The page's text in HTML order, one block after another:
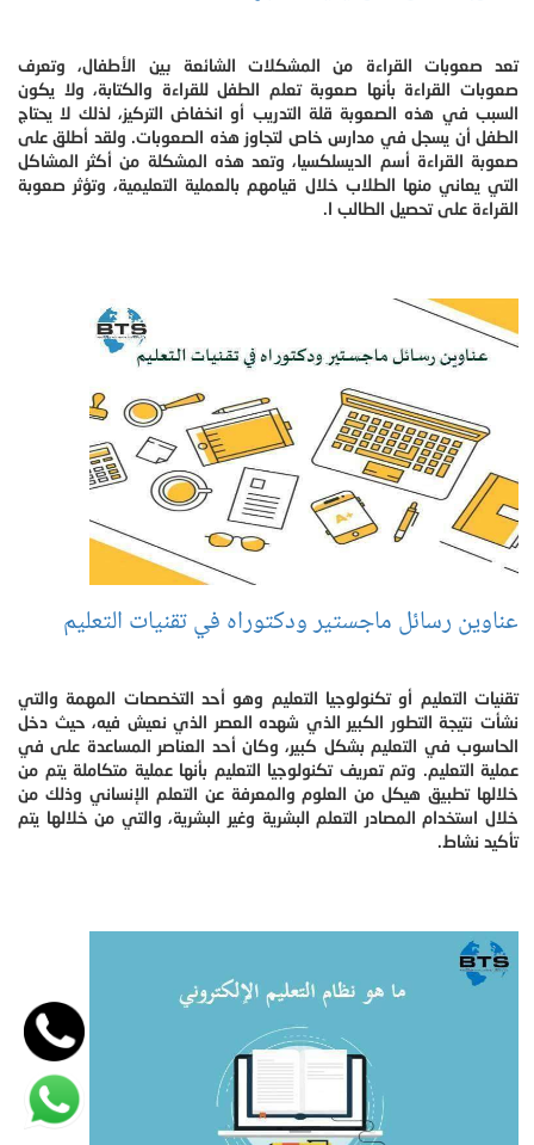
تعد صعوبات القراءة من المشكلات الشائعة بين الأطفال، وتعرف
صعوبات القراءة بأنها صعوبة تعلم الطفل للقراءة والكتابة، ولا يكون
السبب في هذه الصعوبة قلة التدريب أو انخفاض التركيز، لذلك لا يحتاج
الطفل أن يسجل في مدارس خاص لتجاوز هذه الصعوبات. ولقد أطلق على
صعوبة القراءة أسم الديسلكسيا، وتعد هذه المشكلة من أكثر المشاكل
التي يعاني منها الطلاب خلال قيامهم بالعملية التعليمية، وتؤثر صعوبة
القراءة على تحصيل الطالب ا.
عناوين رسائل ماجستير ودكتوراه في تقنيات التعليم
تقنيات التعليم أو تكنولوجيا التعليم وهو أحد التخصصات المهمة والتي
نشأت نتيجة التطور الكبير الذي شهده العصر الذي نعيش فيه، حيث دخل
الحاسوب في التعليم بشكل كبير، وكان أحد العناصر المساعدة على في
عملية التعليم. وتم تعريف تكنولوجيا التعليم بأنها عملية متكاملة يتم من
خلالها تطبيق هيكل من العلوم والمعرفة عن التعلم الإنساني وذلك من
خلال استخدام المصادر التعلم البشرية وغير البشرية، والتي من خلالها يتم
تأكيد نشاط.